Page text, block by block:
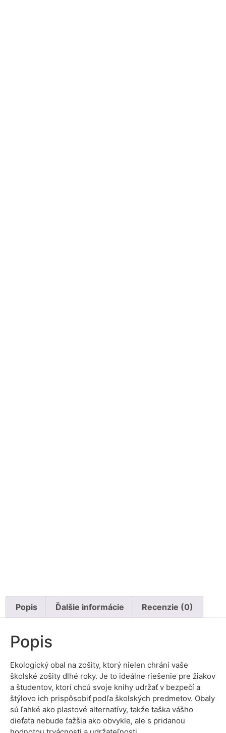
Popis Ďalšie informácie Recenzie (0)
Popis
Ekologický obal na zošity, ktorý nielen chráni vaše
školské zošity dlhé roky. Je to ideálne riešenie pre žiakov
a študentov, ktorí chcú svoje knihy udržať v bezpečí a
štýlovo ich prispôsobiť podľa školských predmetov. Obaly
sú ľahké ako plastové alternatívy, takže taška vášho
dieťaťa nebude ťažšia ako obvykle, ale s pridanou